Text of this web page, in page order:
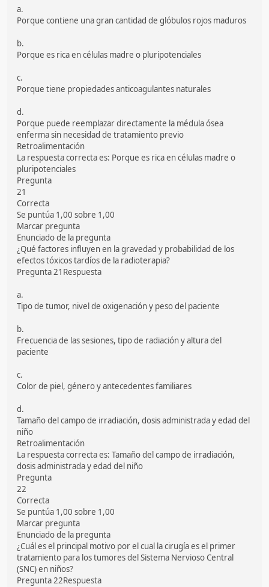
a.
Porque contiene una gran cantidad de glóbulos rojos maduros
b.
Porque es rica en células madre o pluripotenciales
c.
Porque tiene propiedades anticoagulantes naturales
d.
Porque puede reemplazar directamente la médula ósea
enferma sin necesidad de tratamiento previo
Retroalimentación
La respuesta correcta es: Porque es rica en células madre o
pluripotenciales
Pregunta
21
Correcta
Se puntúa 1,00 sobre 1,00
Marcar pregunta
Enunciado de la pregunta
¿Qué factores influyen en la gravedad y probabilidad de los
efectos tóxicos tardíos de la radioterapia?
Pregunta 21Respuesta
a.
Tipo de tumor, nivel de oxigenación y peso del paciente
b.
Frecuencia de las sesiones, tipo de radiación y altura del
paciente
c.
Color de piel, género y antecedentes familiares
d.
Tamaño del campo de irradiación, dosis administrada y edad del
niño
Retroalimentación
La respuesta correcta es: Tamaño del campo de irradiación,
dosis administrada y edad del niño
Pregunta
22
Correcta
Se puntúa 1,00 sobre 1,00
Marcar pregunta
Enunciado de la pregunta
¿Cuál es el principal motivo por el cual la cirugía es el primer
tratamiento para los tumores del Sistema Nervioso Central
(SNC) en niños?
Pregunta 22Respuesta